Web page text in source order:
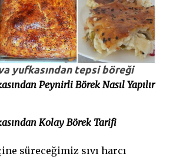
yufkasından tepsi böreği
Peynirli Börek Nasıl Yapılır
Kolay Börek Tarifi
süreceğimiz sıvı harcı